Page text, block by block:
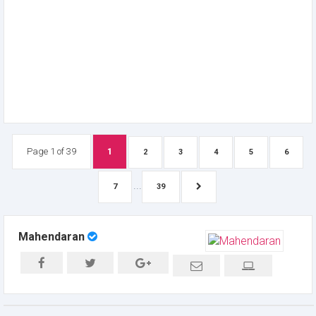
Page 1 of 39 1 2 3 4 5 6
7 ... 39
Mahendaran